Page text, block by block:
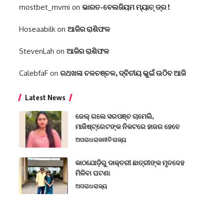
mostbet_mvmi on ଭାରତ-ବେଲଜିୟମ ମ୍ୟାଚ୍ ଡ୍ର !
Hoseaabilk on ଆଜିର ରାଶିଫଳ
StevenLah on ଆଜିର ରାଶିଫଳ
CalebfaF on ରଥଖଳା ଚଳଚ‌ଞ୍ଚଳ, ଦ୍ବିତୀୟ ଭୁଇଁ ଉଠିବ ଆଜି
Latest News
ଜେଲ୍ ଗଲେ ସରପଞ୍ଚ ଚାମେଲି,
ମାଜିଷ୍ଟ୍ରେଟଙ୍କ ନିକଟରେ ହାଜର ହେବେ
ଅପରାଧରାଜନୀତିରାଜ୍ୟ
କାଠଯୋଡ଼ିରୁ ଡାକ୍ତରୀ ଛାତ୍ରୀଙ୍କ ମୃତଦେହ
ମିଳିବା ଘଟଣା
ଅପରାଧରାଜ୍ୟ